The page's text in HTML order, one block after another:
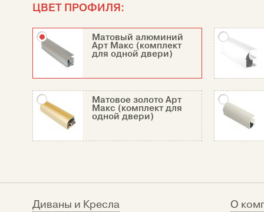
ЦВЕТ ПРОФИЛЯ:
Матовый алюминий
Арт Макс (комплект
для одной двери)
Матовое золото Арт
Макс (комплект для
одной двери)
Диваны и Кресла
О